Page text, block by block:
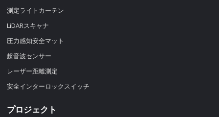
測定ライトカーテン
LiDARスキャナ
圧力感知安全マット
超音波センサー
レーザー距離測定
安全インターロックスイッチ
プロジェクト